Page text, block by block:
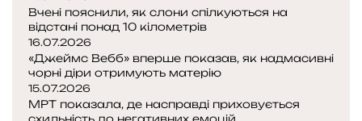
к
т
и
,
я
к
і
н
у
ю
т
ь
п
а
д
а
є
т
ь
с
я
Вчені пояснили, як слони спілкуються на
відстані понад 10 кілометрів
16.07.2026
«Джеймс Вебб» вперше показав, як надмасивні
чорні діри отримують матерію
15.07.2026
МРТ показала, де насправді приховується